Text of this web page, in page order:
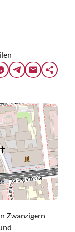
Zwanzigern